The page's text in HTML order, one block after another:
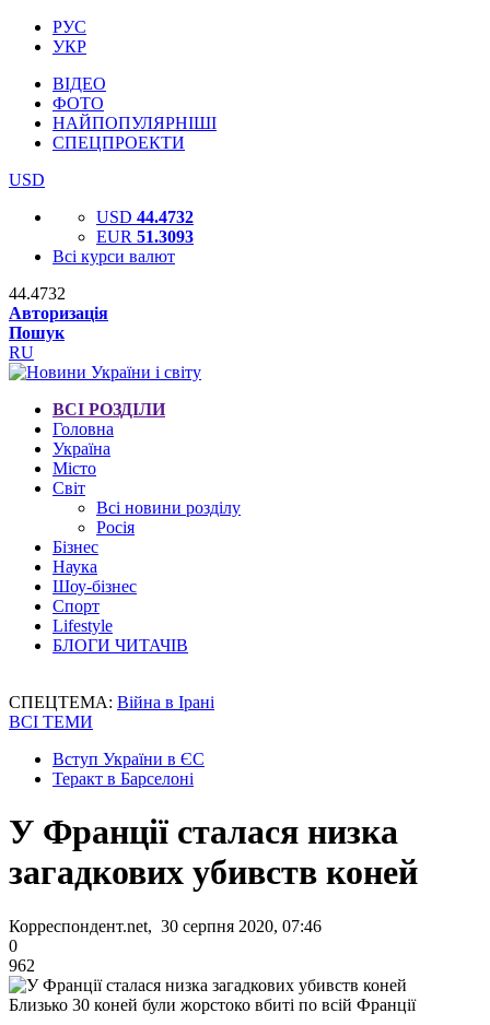
РУС
УКР
ВІДЕО
ФОТО
НАЙПОПУЛЯРНІШІ
СПЕЦПРОЕКТИ
USD
USD 44.4732
EUR 51.3093
Всі курси валют
44.4732
Авторизація
Пошук
RU
ВСІ РОЗДІЛИ
Головна
Україна
Місто
Світ
Всі новини розділу
Росія
Бізнес
Наука
Шоу-бізнес
Спорт
Lifestyle
БЛОГИ ЧИТАЧІВ
СПЕЦТЕМА: Війна в Ірані
ВСІ ТЕМИ
Вступ України в ЄС
Теракт в Барселоні
У Франції сталася низка
загадкових убивств коней
Корреспондент.net, 30 серпня 2020, 07:46
0
962
Близько 30 коней були жорстоко вбиті по всій Франції